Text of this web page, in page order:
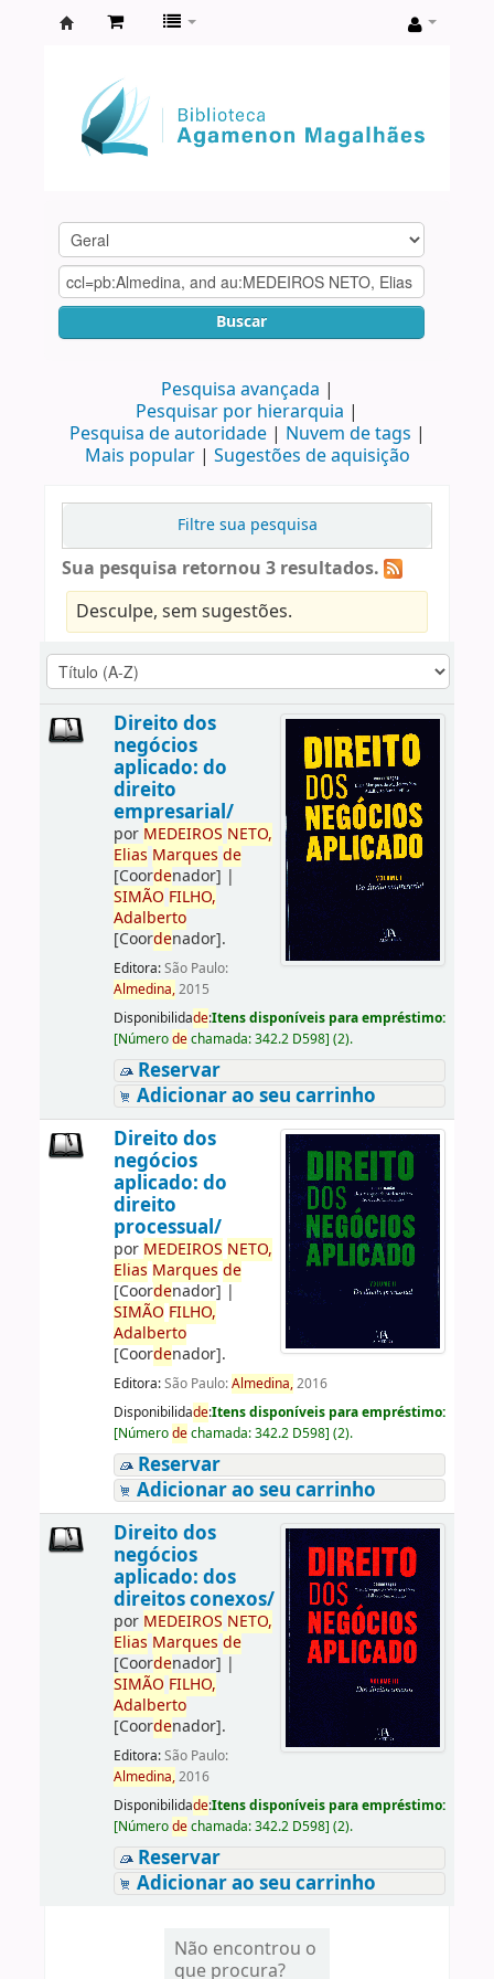
Agamenon
Magalhães
Buscar
Pesquisa avançada
Pesquisar por hierarquia
Pesquisa de autoridade
Nuvem de tags
Mais popular
Sugestões de aquisição
Filtre sua pesquisa
Sua pesquisa retornou 3 resultados.
Desculpe, sem sugestões.
Direito dos
negócios
aplicado: do
direito
empresarial/
por MEDEIROS NETO,
Elias Marques de
[Coordenador] |
SIMÃO FILHO,
Adalberto
[Coordenador].
Editora:São Paulo:
Almedina,2015
Disponibilidade:Itens disponíveis para empréstimo:
[Númerodechamada:342.2 D598] (2).
Reservar
Adicionar ao seu carrinho
Direito dos
negócios
aplicado: do
direito
processual/
por MEDEIROS NETO,
Elias Marques de
[Coordenador] |
SIMÃO FILHO,
Adalberto
[Coordenador].
Editora:São Paulo:Almedina,2016
Disponibilidade:Itens disponíveis para empréstimo:
[Númerodechamada:342.2 D598] (2).
Reservar
Adicionar ao seu carrinho
Direito dos
negócios
aplicado: dos
direitos conexos/
por MEDEIROS NETO,
Elias Marques de
[Coordenador] |
SIMÃO FILHO,
Adalberto
[Coordenador].
Editora:São Paulo:
Almedina,2016
Disponibilidade:Itens disponíveis para empréstimo:
[Númerodechamada:342.2 D598] (2).
Reservar
Adicionar ao seu carrinho
Não encontrou o
que procura?